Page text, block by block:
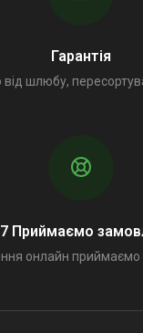
Гарантія
шлюбу,
Приймаємо
онлайн приймаємо